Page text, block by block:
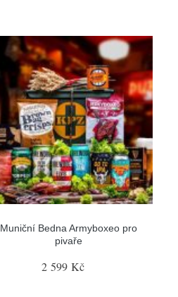
Muniční Bedna Armyboxeo pro
pivaře
2 599 Kč